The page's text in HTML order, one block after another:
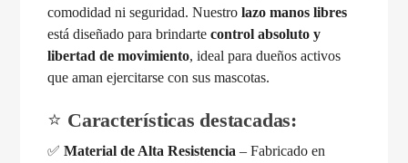
comodidad ni seguridad. Nuestrolazo manos libres
está diseñado para brindartecontrol absoluto y
libertad de movimiento, ideal para dueños activos
que aman ejercitarse con sus mascotas.
⭐ Características destacadas:
✅Material de Alta Resistencia – Fabricado en